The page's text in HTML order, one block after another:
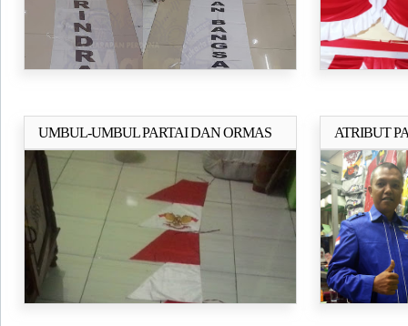
UMBUL-UMBUL PARTAI DAN ORMAS
Selengkapnya.. ATRIBUT